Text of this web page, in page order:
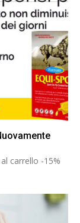
carrello -15%